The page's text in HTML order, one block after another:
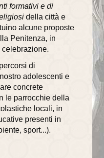
formativi e di
della città e
alcune proposte
Penitenza, in
di
adolescenti e
concrete
le parrocchie della
locali, in
presenti in
sport...).